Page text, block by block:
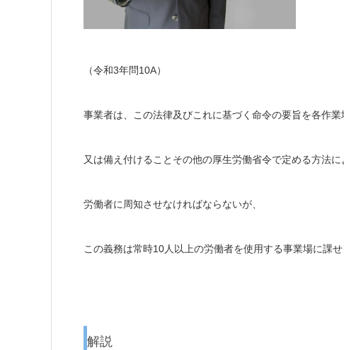
（令和3年問10A）
事業者は、この法律及びこれに基づく命令の要旨を各作業
又は備え付けることその他の厚生労働省令で定める方法に
労働者に周知させなければならないが、
この義務は常時10人以上の労働者を使用する事業場に課せ
解説